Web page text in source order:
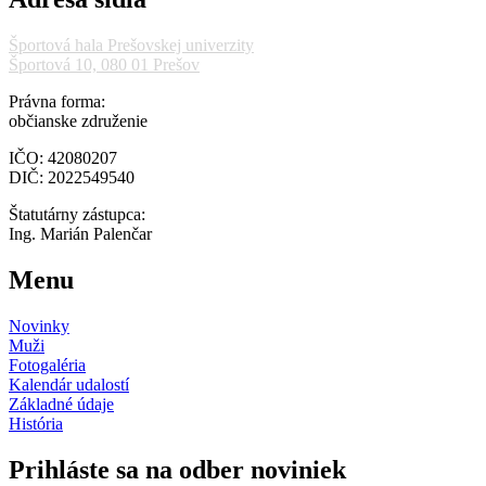
Športová hala Prešovskej univerzity
Športová 10, 080 01 Prešov
Právna forma:
občianske združenie
IČO: 42080207
DIČ: 2022549540
Štatutárny zástupca:
Ing. Marián Palenčar
Menu
Novinky
Muži
Fotogaléria
Kalendár udalostí
Základné údaje
História
Prihláste sa na odber noviniek